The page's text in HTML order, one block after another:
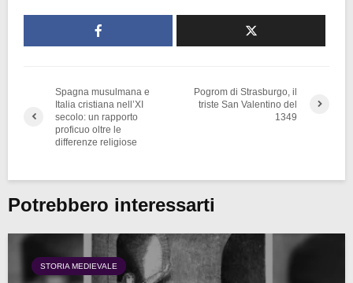
Spagna musulmana e
Italia cristiana nell’XI
secolo: un rapporto
proficuo oltre le
differenze religiose
Pogrom di Strasburgo, il
triste San Valentino del
1349
Potrebbero interessarti
STORIA MEDIEVALE